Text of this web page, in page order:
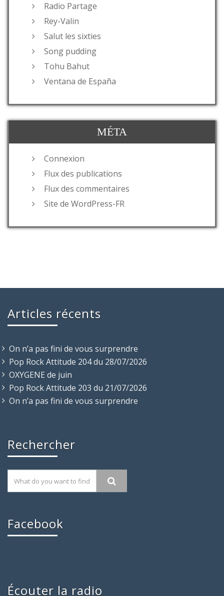
Radio Partage
Rey-Valin
Salut les sixties
Song pudding
Tohu Bahut
Ventana de España
MÉTA
Connexion
Flux des publications
Flux des commentaires
Site de WordPress-FR
Articles récents
On n’a pas fini de vous surprendre
Pop Rock Attitude 204 du 28/07/2026
OXYGENE de juin
Pop Rock Attitude 203 du 21/07/2026
On n’a pas fini de vous surprendre
Rechercher
Facebook
Écouter la radio